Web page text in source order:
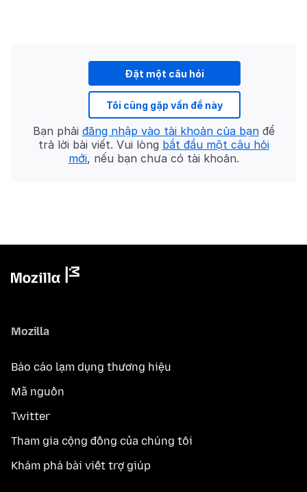
Đặt một câu hỏi
Tôi cũng gặp vấn đề này
Bạn phải đăng nhập vào tài khoản của bạnđể
trả lời bài viết. Vui lòng bắt đầu một câu hỏi
mới, nếu bạn chưa có tài khoản.
Mozilla
Báo cáo lạm dụng thương hiệu
Mã nguồn
Twitter
Tham gia cộng đồng của chúng tôi
Khám phá bài viết trợ giúp